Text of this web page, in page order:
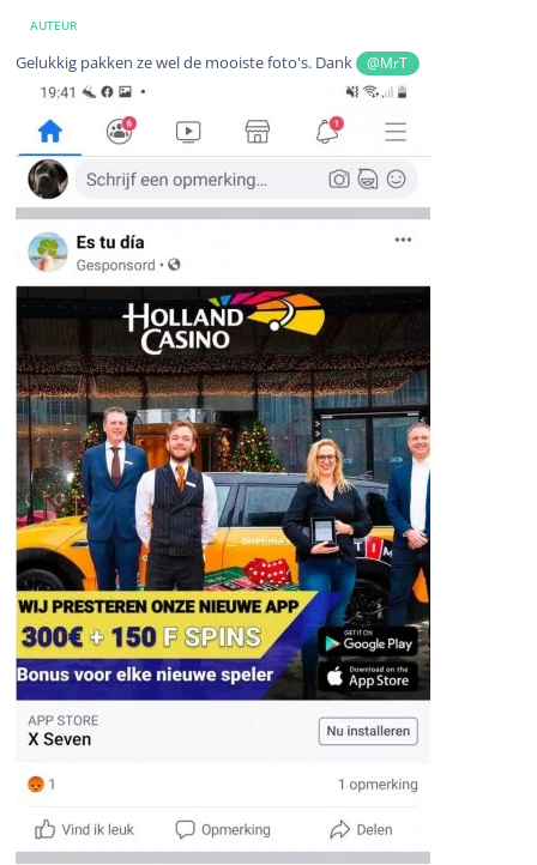
AUTEUR
Gelukkig pakken ze wel de mooiste foto's. Dank @MrT